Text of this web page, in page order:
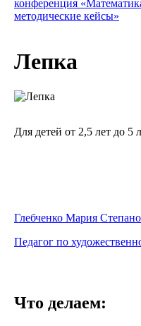
Лепка
Для детей от 2,5 лет до 5
Глебченко Мария
Педагог по
Что делаем: